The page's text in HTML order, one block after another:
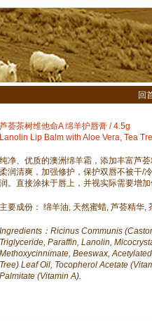
回
芦荟茶树维他命A 绵羊护唇膏 / 4.5g
Lanolin Lip Balm with Aloe Vera, Tea
纯净、优质的澳洲绵羊霜，添加丰富芦
柔润清爽，加强修护，保护双唇不被干/
润。直接涂抹于唇上，并视实际需要增加
主要成份： 绵羊油, 天然蜜蜡, 芦荟精华,
Ingredients：Ricinus Communis
Triglyceride, Paraffin, Lanolin,
Methoxycinnimate, Beeswax,
Tree) Leaf Oil, Tocopherol Acetate
Palmitate (Vitamin A).